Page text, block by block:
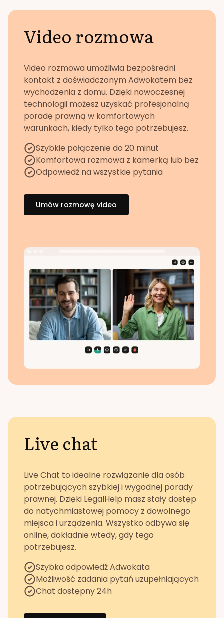
Video rozmowa
Video rozmowa umożliwia bezpośredni
kontakt z doświadczonym Adwokatem bez
wychodzenia z domu. Dzięki nowoczesnej
technologii możesz uzyskać profesjonalną
poradę prawną w komfortowych
warunkach, kiedy tylko tego potrzebujesz.
Szybkie połączenie do 20 minut
Komfortowa rozmowa z kamerką lub bez
Odpowiedź na wszystkie pytania
Umów rozmowę video
Live chat
Live Chat to idealne rozwiązanie dla osób
potrzebujących szybkiej i wygodnej porady
prawnej. Dzięki LegalHelp masz stały dostęp
do natychmiastowej pomocy z dowolnego
miejsca i urządzenia. Wszystko odbywa się
online, dokładnie wtedy, gdy tego
potrzebujesz.
Szybka odpowiedź Adwokata
Możliwość zadania pytań uzupełniających
Chat dostępny 24h